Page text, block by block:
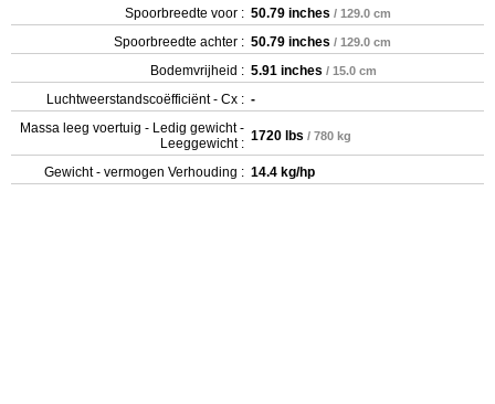
Spoorbreedte voor : 50.79 inches / 129.0 cm
Spoorbreedte achter : 50.79 inches / 129.0 cm
Bodemvrijheid : 5.91 inches / 15.0 cm
Luchtweerstandscoëfficiënt - Cx : -
Massa leeg voertuig - Ledig gewicht -
Leeggewicht : 1720 lbs / 780 kg
Gewicht - vermogen Verhouding : 14.4 kg/hp